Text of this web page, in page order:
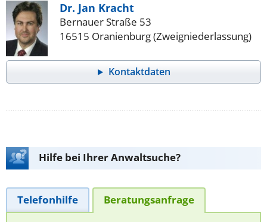
Dr. Jan Kracht
Bernauer Straße 53
16515 Oranienburg (Zweigniederlassung)
Kontaktdaten
Hilfe bei Ihrer Anwaltsuche?
Telefonhilfe Beratungsanfrage